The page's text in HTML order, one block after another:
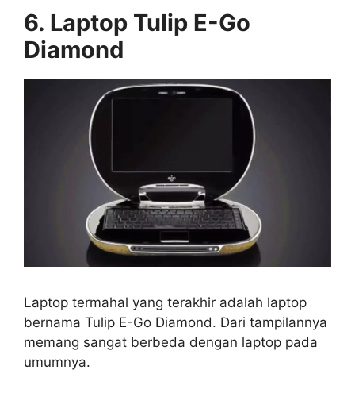
6. Laptop Tulip E-Go
Diamond
Laptop termahal yang terakhir adalah laptop
bernama Tulip E-Go Diamond. Dari tampilannya
memang sangat berbeda dengan laptop pada
umumnya.